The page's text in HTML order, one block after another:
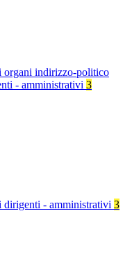
organi indirizzo-politico
- amministrativi 3
dirigenti - amministrativi 3